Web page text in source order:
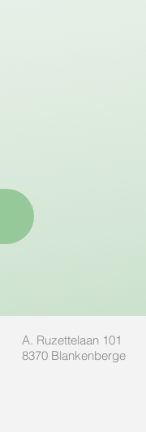
A. Ruzettelaan 101
8370 Blankenberge